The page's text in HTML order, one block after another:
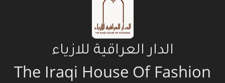
الدار العراقية للازياء
The Iraqi House Of Fashion